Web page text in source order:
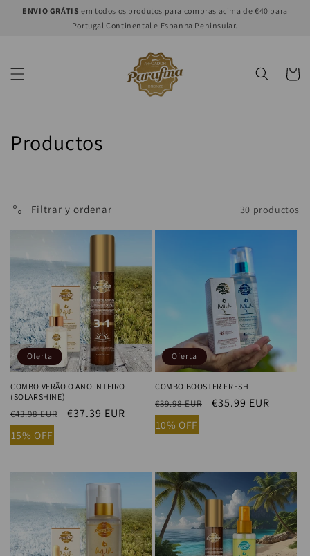
directamente
ENVIO GRÁTIS em todos os produtos para compras acima de €40 para
Portugal Continental e Espanha Peninsular.
Carrito
C
e
c
i
ó
n
:
Productos
Filtrar y ordenar 30 productos
Oferta
COMBO VERÃO O ANO INTEIRO
(SOLARSHINE)
Precio
habitual
€43.98 EUR
Precio
€37.39 EUR
15% OFF
Oferta
COMBO BOOSTER FRESH
Precio
habitual
€39.98 EUR
Precio
€35.99 EUR
10% OFF